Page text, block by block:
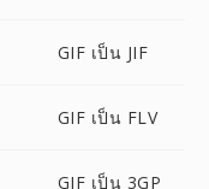
GIF เป็น JIF
GIF เป็น FLV
GIF เป็น 3GP